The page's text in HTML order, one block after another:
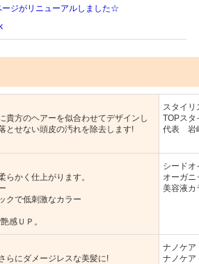
ジがリニューアルしました☆
方のヘアーを似合わせてデザインし
とせない頭皮の汚れを除去します!
スタイ
TOPス
代表 岩
らかく仕上がります。
クで低刺激なカラー
艶感ＵＰ。
シード
オーガ
美容液
らにダメージレスな美髪に!
ナノケ
ナノケ